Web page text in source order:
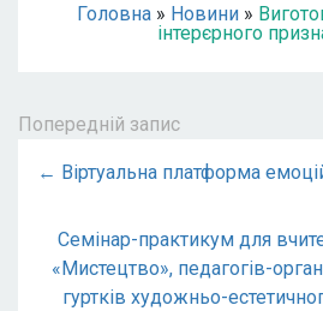
Головна » Новини »
інтерєрного
Попередній запис
← Віртуальна платформа
Семінар-практикум для
«Мистецтво», педагогів-
гуртків художньо-